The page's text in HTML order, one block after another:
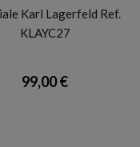
Karl Lagerfeld Ref.
KLAYC27
99,00 €